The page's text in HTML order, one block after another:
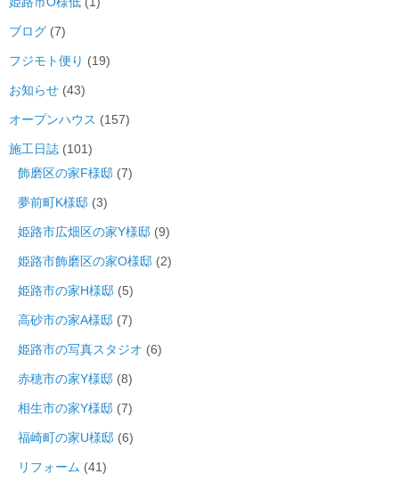
ブログ (7)
フジモト便り (19)
お知らせ (43)
オープンハウス (157)
施工日誌 (101)
飾磨区の家F様邸 (7)
夢前町K様邸 (3)
姫路市広畑区の家Y様邸 (9)
姫路市飾磨区の家O様邸 (2)
姫路市の家H様邸 (5)
高砂市の家A様邸 (7)
姫路市の写真スタジオ (6)
赤穂市の家Y様邸 (8)
相生市の家Y様邸 (7)
福崎町の家U様邸 (6)
リフォーム (41)